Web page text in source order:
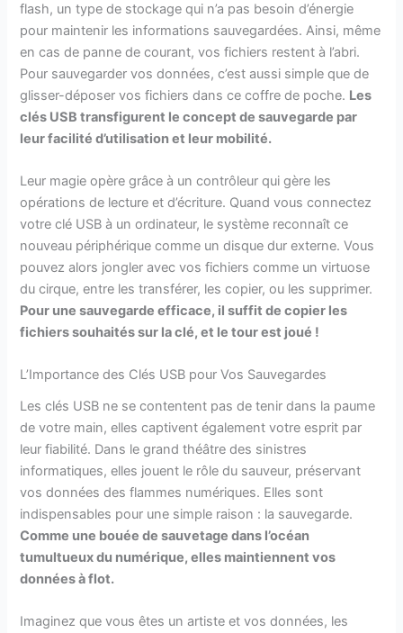
flash, un type de stockage qui n’a pas besoin d’énergie
pour maintenir les informations sauvegardées. Ainsi, même
en cas de panne de courant, vos fichiers restent à l’abri.
Pour sauvegarder vos données, c’est aussi simple que de
glisser-déposer vos fichiers dans ce coffre de poche. Les
clés USB transfigurent le concept de sauvegarde par
leur facilité d’utilisation et leur mobilité.
Leur magie opère grâce à un contrôleur qui gère les
opérations de lecture et d’écriture. Quand vous connectez
votre clé USB à un ordinateur, le système reconnaît ce
nouveau périphérique comme un disque dur externe. Vous
pouvez alors jongler avec vos fichiers comme un virtuose
du cirque, entre les transférer, les copier, ou les supprimer.
Pour une sauvegarde efficace, il suffit de copier les
fichiers souhaités sur la clé, et le tour est joué !
L’Importance des Clés USB pour Vos Sauvegardes
Les clés USB ne se contentent pas de tenir dans la paume
de votre main, elles captivent également votre esprit par
leur fiabilité. Dans le grand théâtre des sinistres
informatiques, elles jouent le rôle du sauveur, préservant
vos données des flammes numériques. Elles sont
indispensables pour une simple raison : la sauvegarde.
Comme une bouée de sauvetage dans l’océan
tumultueux du numérique, elles maintiennent vos
données à flot.
Imaginez que vous êtes un artiste et vos données, les